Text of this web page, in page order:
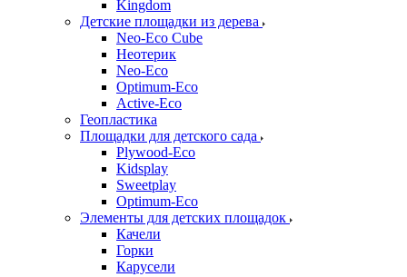
Kingdom
Детские площадки из дерева
Neo-Eco Cube
Неотерик
Neo-Eco
Оptimum-Еco
Active-Eco
Геопластика
Площадки для детского сада
Plywood-Eco
Kidsplay
Sweetplay
Оptimum-Еco
Элементы для детских площадок
Качели
Горки
Карусели